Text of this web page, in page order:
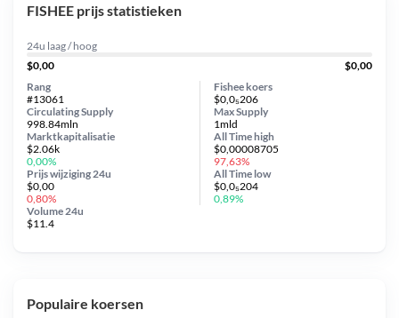
FISHEE prijs statistieken
24u laag / hoog
$0,00
$0,00
Fishee koers
$0,0₅206
Circulating Supply
998.84mln
Prijs wijziging 24u
$0,00
0,80%
Max Supply
1mld
Marktkapitalisatie
$2.06k
0,00%
Volume 24u
$11.4
Rang
#13061
All Timehigh
$0,00008705
97,63%
All Time low
$0,0₅204
0,89%
Populaire koersen